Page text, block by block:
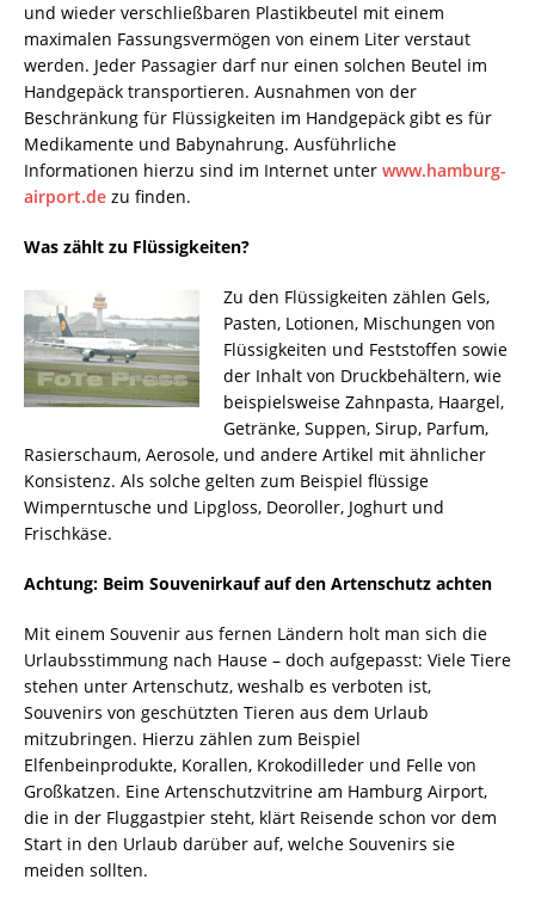
und wieder verschließbaren Plastikbeutel mit einem
maximalen Fassungsvermögen von einem Liter verstaut
werden. Jeder Passagier darf nur einen solchen Beutel im
Handgepäck transportieren. Ausnahmen von der
Beschränkung für Flüssigkeiten im Handgepäck gibt es für
Medikamente und Babynahrung. Ausführliche
Informationen hierzu sind im Internet unter www.hamburg-
airport.de zu finden.
Was zählt zu Flüssigkeiten?
Zu den Flüssigkeiten zählen Gels,
Pasten, Lotionen, Mischungen von
Flüssigkeiten und Feststoffen sowie
der Inhalt von Druckbehältern, wie
beispielsweise Zahnpasta, Haargel,
Getränke, Suppen, Sirup, Parfum,
Rasierschaum, Aerosole, und andere Artikel mit ähnlicher
Konsistenz. Als solche gelten zum Beispiel flüssige
Wimperntusche und Lipgloss, Deoroller, Joghurt und
Frischkäse.
Achtung: Beim Souvenirkauf auf den Artenschutz achten
Mit einem Souvenir aus fernen Ländern holt man sich die
Urlaubsstimmung nach Hause – doch aufgepasst: Viele Tiere
stehen unter Artenschutz, weshalb es verboten ist,
Souvenirs von geschützten Tieren aus dem Urlaub
mitzubringen. Hierzu zählen zum Beispiel
Elfenbeinprodukte, Korallen, Krokodilleder und Felle von
Großkatzen. Eine Artenschutzvitrine am Hamburg Airport,
die in der Fluggastpier steht, klärt Reisende schon vor dem
Start in den Urlaub darüber auf, welche Souvenirs sie
meiden sollten.